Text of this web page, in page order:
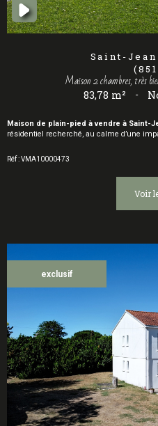
Saint-
Maison 2 chambres, très
83,78 m² -
Maison de plain-pied à vendre à Saint-
résidentiel recherché, au calme d’une
Réf : VMA10000473
voir
exclusif